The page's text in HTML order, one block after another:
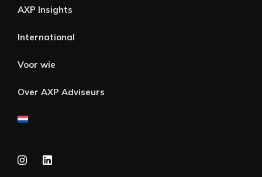
AXP Insights
International
Voor wie
Over AXP Adviseurs